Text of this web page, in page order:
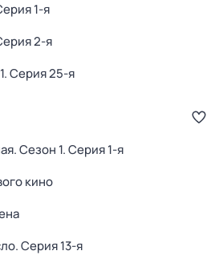
1-я
2-я
. Серия 25-я
. Сезон 1. Серия 1-я
кино
. Серия 13-я